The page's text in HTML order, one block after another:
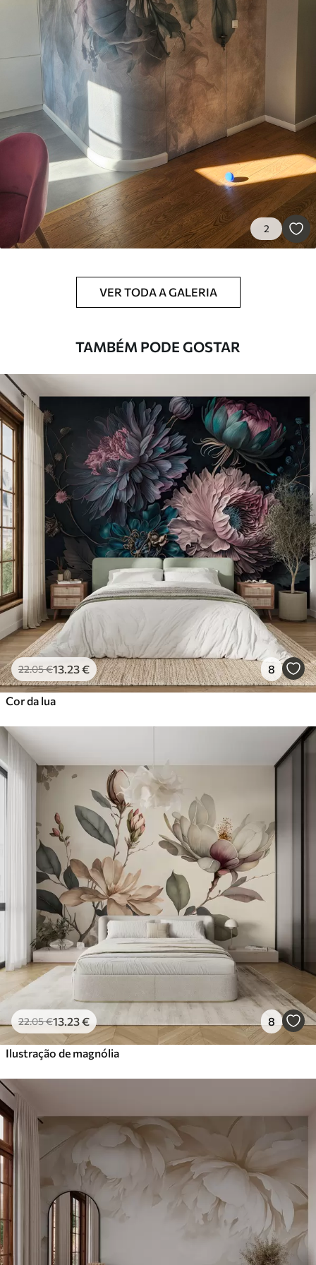
Standard
45.00 27 €/m²
Premium
56.6734 .00
Vinil Premium
.00 .00€/m²
Peel and Stick
81.6749 .00 €/m²
2
VER TODA A GALERIA
TAMBÉM PODE GOSTAR
22.05€13 .23€ 8
Cor da lua
22.05€13 .23€ 8
Ilustração de magnólia